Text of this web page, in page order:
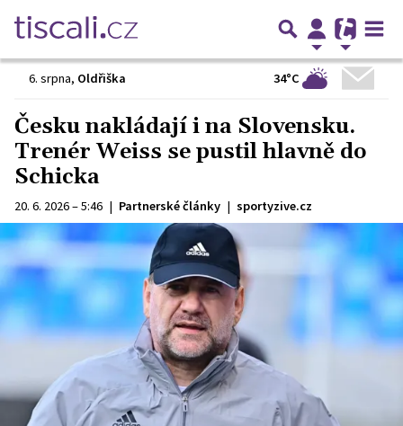
6. srpna, Oldřiška 34°C
Česku nakládají i na Slovensku.
Trenér Weiss se pustil hlavně do
Schicka
20. 6. 2026 – 5:46 | Partnerské články | sportyzive.cz